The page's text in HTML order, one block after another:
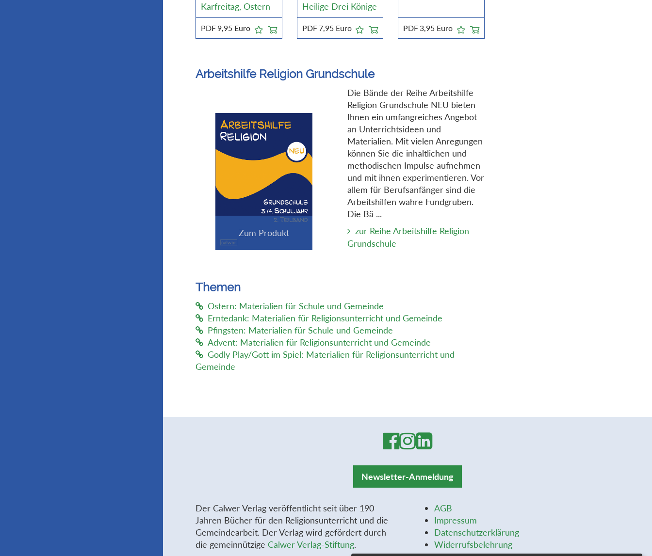
Karfreitag, Ostern
PDF 9,95 Euro
Heilige Drei Könige
PDF7,95 Euro PDF3,95 Euro
Arbeitshilfe Religion Grundschule
Die Bände der Reihe Arbeitshilfe
Religion Grundschule NEU bieten
Ihnen ein umfangreiches Angebot
an Unterrichtsideen und
Materialien. Mit vielen Anregungen
können Sie die inhaltlichen und
methodischen Impulse aufnehmen
und mit ihnen experimentieren. Vor
allem für Berufsanfänger sind die
Arbeitshilfen wahre Fundgruben.
Die Bä ...
zur Reihe Arbeitshilfe Religion
Grundschule
Themen
Ostern: Materialien für Schule und Gemeinde
Erntedank: Materialien für Religionsunterricht und Gemeinde
Pfingsten: Materialien für Schule und Gemeinde
Advent: Materialien für Religionsunterricht und Gemeinde
Godly Play/Gott im Spiel: Materialien für Religionsunterricht und
Gemeinde
Newsletter-Anmeldung
Der Calwer Verlag veröffentlicht seit über 190
Jahren Bücher für den Religionsunterricht und die
Gemeindearbeit. Der Verlag wird gefördert durch
die gemeinnützige Calwer Verlag-Stiftung.
AGB
Impressum
Datenschutzerklärung
Widerrufsbelehrung